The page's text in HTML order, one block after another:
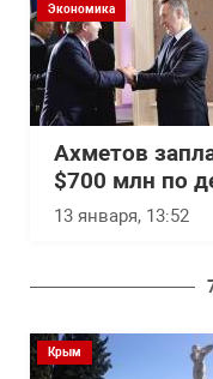
Экономика
Ахметов
$700 млн по
13 января, 13:52
Крым